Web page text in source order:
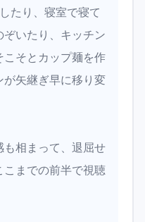
たり、寝室で寝て
いたり、キッチン
こそとカップ麺を作
が矢継ぎ早に移り変
も相まって、退屈せ
までの前半で視聴